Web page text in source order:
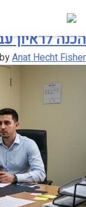
content
חודש:
הכנה לראיון
byAnat Hecht Fisher